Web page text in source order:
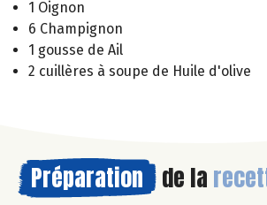
1 Oignon
6 Champignon
1 gousse de Ail
2 cuillères à soupe de Huile d'olive
Préparation de la